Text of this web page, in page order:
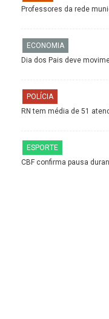
Professores da rede
ECONOMIA
Dia dos Pais deve
POLÍCIA
RN tem média de 51
ESPORTE
CBF confirma pausa